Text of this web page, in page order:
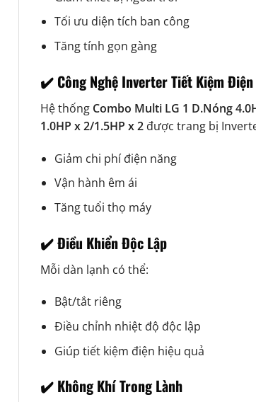
Tối ưu diện tích ban công
Tăng tính gọn gàng
✔️ Công Nghệ Inverter Tiết Kiệm Điện
Hệ thống Combo Multi LG 1 D.Nóng
1.0HP x 2/1.5HP x 2được trang bị
Giảm chi phí điện năng
Vận hành êm ái
Tăng tuổi thọ máy
✔️ Điều Khiển Độc Lập
Mỗi dàn lạnh có thể:
Bật/tắt riêng
Điều chỉnh nhiệt độ độc lập
Giúp tiết kiệm điện hiệu quả
✔️ Không Khí Trong Lành